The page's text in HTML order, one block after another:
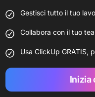
Gestisci tutto il tuo
Collabora con il tuo
Usa ClickUp GRATIS,
Inizia